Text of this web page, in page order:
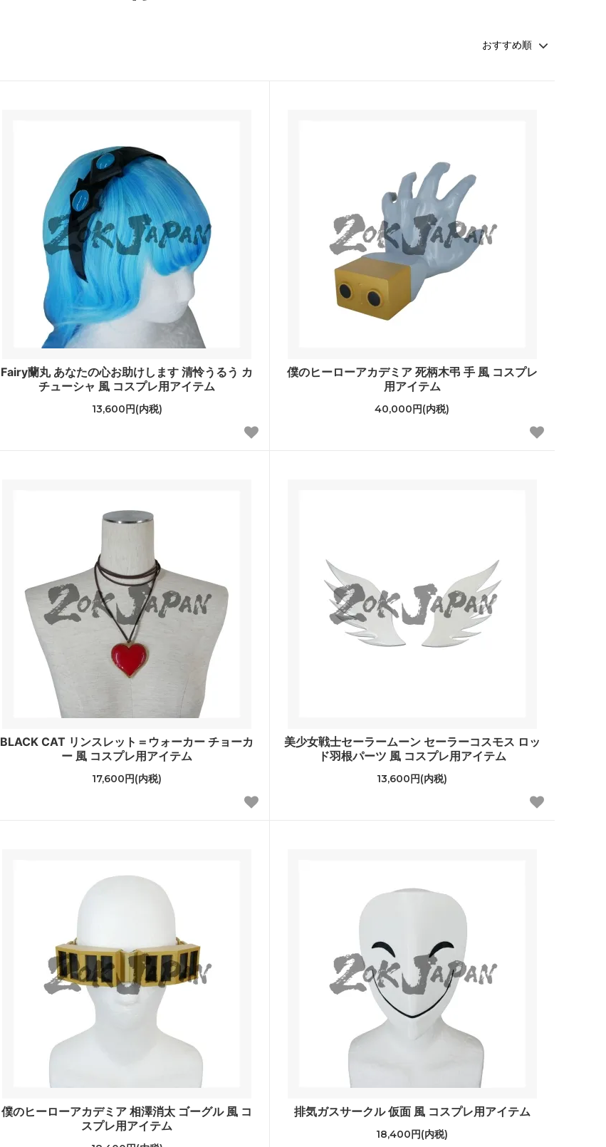
Fairy蘭丸 あなたの心お助けします 清怜うるう カ
チューシャ 風 コスプレ用アイテム
13,600円(内税)
僕のヒーローアカデミア 死柄木弔 手 風 コスプレ
用アイテム
40,000円(内税)
BLACK CAT リンスレット＝ウォーカー チョーカ
ー 風 コスプレ用アイテム
17,600円(内税)
美少女戦士セーラームーン セーラーコスモス ロッ
ド羽根パーツ 風 コスプレ用アイテム
13,600円(内税)
僕のヒーローアカデミア 相澤消太 ゴーグル 風 コ
スプレ用アイテム
排気ガスサークル 仮面 風 コスプレ用アイテム
18,400円(内税)